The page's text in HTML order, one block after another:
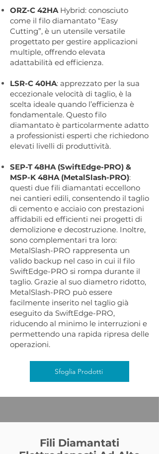
ORZ-C 42HAHybrid: conosciuto
come il filo diamantato “Easy
Cutting”, è un utensile versatile
progettato per gestire applicazioni
multiple, offrendo elevata
adattabilità ed efficienza.
LSR-C 40HA: apprezzato per la sua
eccezionale velocità di taglio, è la
scelta ideale quando l’efficienza è
fondamentale. Questo filo
diamantato è particolarmente adatto
a professionisti esperti che richiedono
elevati livelli di produttività.
SEP-T 48HA (SwiftEdge-PRO) &
MSP-K 48HA (MetalSlash-PRO):
questi due fili diamantati eccellono
nei cantieri edili, consentendo il taglio
di cemento e acciaio con prestazioni
affidabili ed efficienti nei progetti di
demolizione e decostruzione. Inoltre,
sono complementari tra loro:
MetalSlash-PRO rappresenta un
valido backup nel caso in cui il filo
SwiftEdge-PRO si rompa durante il
taglio. Grazie al suo diametro ridotto,
MetalSlash-PRO può essere
facilmente inserito nel taglio già
eseguito da SwiftEdge-PRO,
riducendo al minimo le interruzioni e
permettendo una rapida ripresa delle
operazioni.
Sfoglia Prodotti
Fili Diamantati